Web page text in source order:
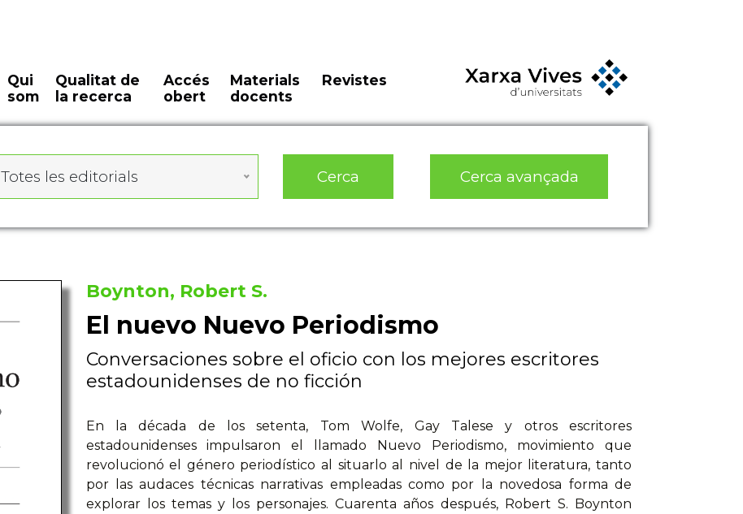
Qui
som
Qualitat de
la recerca
Accés
obert
Materials
docents
Revistes
Totes les editorials Cerca Cerca avançada
Boynton, Robert S.
El nuevo Nuevo Periodismo
Conversaciones sobre el oficio con los mejores escritores
estadounidenses de no ficción
En la década de los setenta, Tom Wolfe, Gay Talese y otros escritores
estadounidenses impulsaron el llamado Nuevo Periodismo, movimiento que
revolucionó el género periodístico al situarlo al nivel de la mejor literatura, tanto
por las audaces técnicas narrativas empleadas como por la novedosa forma de
explorar los temas y los personajes. Cuarenta años después, Robert S. Boynton